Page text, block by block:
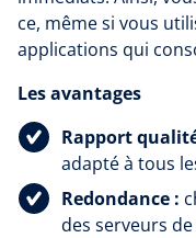
ce, même si vous
applications qui
Les avantages
Rapport
adapté à tous
Redondance :
des serveurs